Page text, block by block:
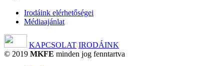
Irodáink elérhetőségei
Médiaajánlat
KAPCSOLAT IRODÁINK
© 2019 MKFE minden jog fenntartva